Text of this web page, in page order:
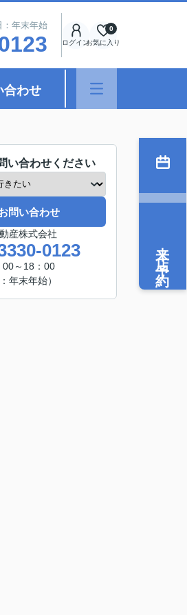
年末年始
ログインお気に入り
0
合わせ
い合わせください
問い合わせ
産株式会社
0123
00～18：00
：年末年始）
来店予約